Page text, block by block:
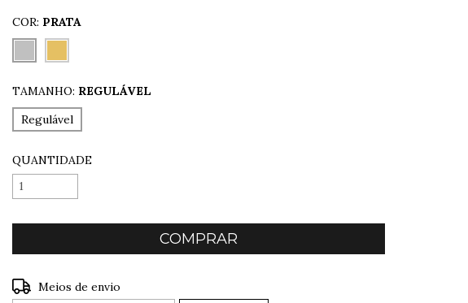
COR: PRATA
TAMANHO: REGULÁVEL
Regulável
QUANTIDADE
Entregas para o CEP:
Meios de envio